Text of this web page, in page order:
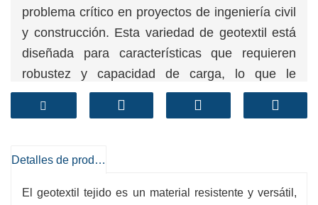
problema crítico en proyectos de ingeniería civil
y construcción. Esta variedad de geotextil está
diseñada para características que requieren
robustez y capacidad de carga, lo que le
confiere una gran ventaja para la estabilización,
el drenaje y el refuerzo de suelos.
-Filtración efectiva
el entorno al mismo tiempo que conservan las
Detalles de producto
El geotextil tejido es un material resistente y versátil,